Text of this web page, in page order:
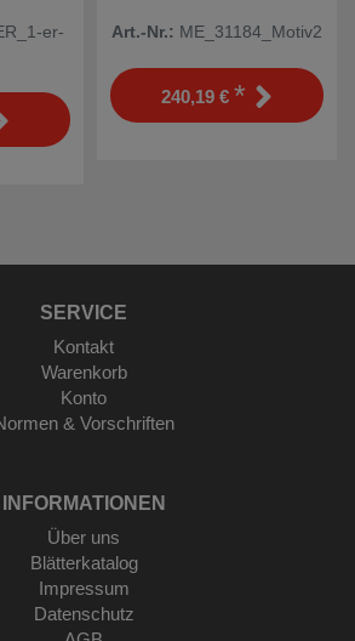
er-
Art.-Nr.: ME_31184_Motiv2
240,19 € *
SERVICE
Kontakt
Warenkorb
Konto
& Vorschriften
INFORMATIONEN
Über uns
Blätterkatalog
Impressum
Datenschutz